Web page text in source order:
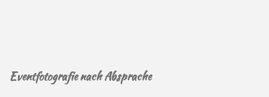
Eventfotografie nach Absprache